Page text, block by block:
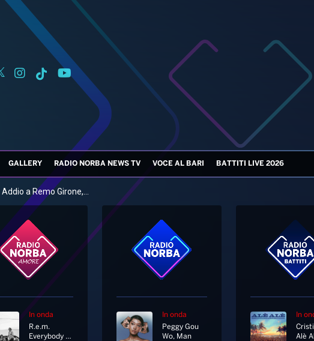
GALLERY RADIO NORBA NEWS TV VOCE AL BARI BATTITI LIVE 2026
Addio a Remo Girone,...
In onda
R.e.m.
Everybody Hurts
In onda
Peggy Gou
Wo, Man
In
Alè